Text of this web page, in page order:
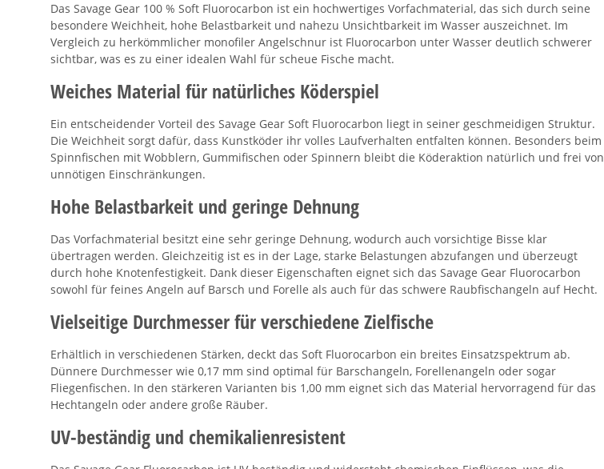
Das Savage Gear 100 % Soft Fluorocarbon ist ein hochwertiges Vorfachmaterial, das sich durch seine
besondere Weichheit, hohe Belastbarkeit und nahezu Unsichtbarkeit im Wasser auszeichnet. Im
Vergleich zu herkömmlicher monofiler Angelschnur ist Fluorocarbon unter Wasser deutlich schwerer
sichtbar, was es zu einer idealen Wahl für scheue Fische macht.
Weiches Material für natürliches Köderspiel
Ein entscheidender Vorteil des Savage Gear Soft Fluorocarbon liegt in seiner geschmeidigen Struktur.
Die Weichheit sorgt dafür, dass Kunstköder ihr volles Laufverhalten entfalten können. Besonders beim
Spinnfischen mit Wobblern, Gummifischen oder Spinnern bleibt die Köderaktion natürlich und frei von
unnötigen Einschränkungen.
Hohe Belastbarkeit und geringe Dehnung
Das Vorfachmaterial besitzt eine sehr geringe Dehnung, wodurch auch vorsichtige Bisse klar
übertragen werden. Gleichzeitig ist es in der Lage, starke Belastungen abzufangen und überzeugt
durch hohe Knotenfestigkeit. Dank dieser Eigenschaften eignet sich das Savage Gear Fluorocarbon
sowohl für feines Angeln auf Barsch und Forelle als auch für das schwere Raubfischangeln auf Hecht.
Vielseitige Durchmesser für verschiedene Zielfische
Erhältlich in verschiedenen Stärken, deckt das Soft Fluorocarbon ein breites Einsatzspektrum ab.
Dünnere Durchmesser wie 0,17 mm sind optimal für Barschangeln, Forellenangeln oder sogar
Fliegenfischen. In den stärkeren Varianten bis 1,00 mm eignet sich das Material hervorragend für das
Hechtangeln oder andere große Räuber.
UV-beständig und chemikalienresistent